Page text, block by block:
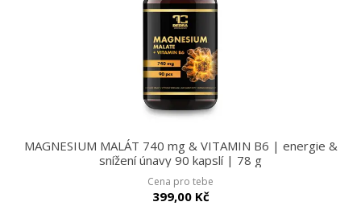
MAGNESIUM MALÁT 740 mg & VITAMIN B6 | energie &
snížení únavy 90 kapslí | 78 g
Cena pro tebe
399,00 Kč